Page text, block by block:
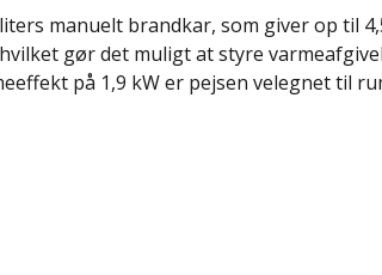
manuelt brandkar, som giver op til
gør det muligt at styre
på 1,9 kW er pejsen velegnet til